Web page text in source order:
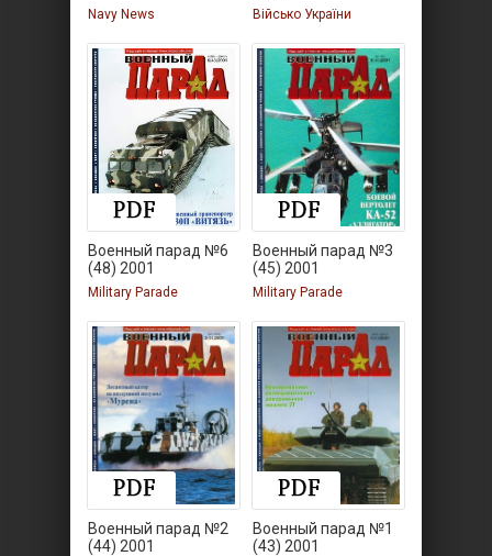
Navy News Військо України
Военный парад №6
(48) 2001
Military Parade
Военный парад №3
(45) 2001
Military Parade
Военный парад №2
(44) 2001
Военный парад №1
(43) 2001